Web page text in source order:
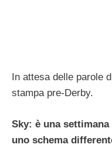
In attesa delle parole
stampa pre-Derby.
Sky: è una
uno schema